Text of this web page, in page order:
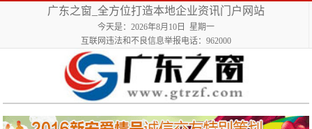
广东之窗_全方位打造本地企业资讯门户网站
今天是：2026年8月10日 星期一
互联网违法和不良信息举报电话：962000